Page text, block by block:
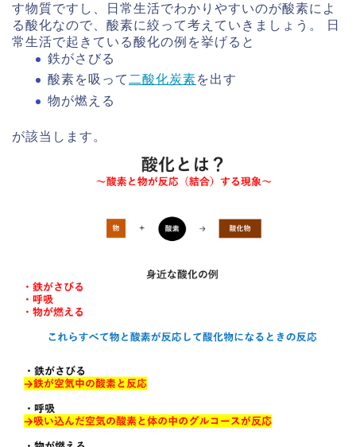
す物質ですし、日常生活でわかりやすいのが酸素によ
る酸化なので、酸素に絞って考えていきましょう。 日
常生活で起きている酸化の例を挙げると
鉄がさびる
酸素を吸って 二酸化炭素を出す
物が燃える
が該当します。